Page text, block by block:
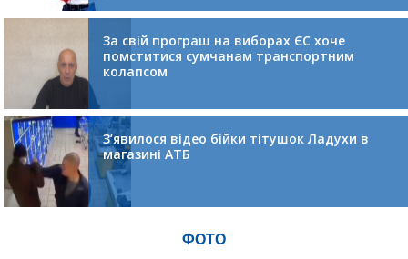
За свій програш на виборах ЄС хоче
помститися сумчанам транспортним
колапсом
З’явилося відео бійки тітушок Ладухи в
магазині АТБ
ФОТО